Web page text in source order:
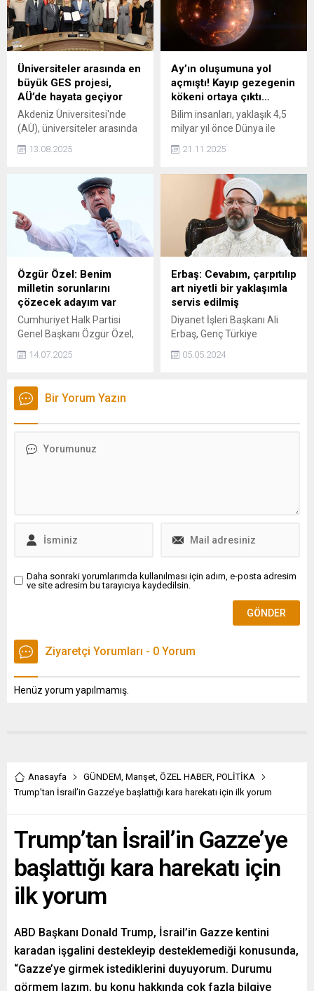
sağlığını olumsuz yönde
etkilemektedir. Bu yönüyle iş
sağlığı ve güvenliği, sadece
ülkemizde değil dünyada da
büyük bir sorun, çalışma ve
müdahale alanıdır.
Hedefimiz, bu küresel
sorunu ülkemizde en alt
seviyeye indirmektir...
olunması çağrısında
bulundu.
Üniversiteler arasında en
büyük GES projesi,
AÜ’de hayata geçiyor
Akdeniz Üniversitesi'nde
(AÜ), üniversiteler arasında
Türkiye'nin en büyük Güneş
Enerji Santrali (GES) projesi
Özlenen Özkan, yatırım
bedeli 2,5 milyar TL olan
proje bittiğinde,
üniversitenin elektrik
ihtiyacının tamamını
karşılayacağını söyledi.
13.08.2025
Ay’ın oluşumuna yol
açmıştı! Kayıp gezegenin
kökeni ortaya çıktı…
Bilim insanları, yaklaşık 4,5
milyar yıl önce Dünya ile
çarpışan ve Ay’ın
oluşmasına neden olan
nereden geldiğine dair yeni
kanıtlara ulaştı.
21.11.2025
Özgür Özel: Benim
milletin sorunlarını
çözecek adayım var
Cumhuriyet Halk Partisi
Genel Başkanı Özgür Özel,
kalkınmak için, hem ülkenin
politika için, bir daha
savaşlar olmaması için; bu
buna 'bu' demeden canı
14.07.2025
Erbaş: Cevabım, çarpıtılıp
art niyetli bir yaklaşımla
servis edilmiş
Diyanet İşleri Başkanı Ali
Erbaş, Genç Türkiye
ilgili sözlerinin çarpıtıldığını
05.05.2024
Bir Yorum Yazın
Daha sonraki yorumlarımda kullanılması için adım, e-posta adresim
ve site adresim bu tarayıcıya kaydedilsin.
Ziyaretçi Yorumları - 0 Yorum
Henüz yorum yapılmamış.
Anasayfa GÜNDEM Manşet ÖZEL HABER POLİTİKA
Trump’tan İsrail’in Gazze’ye başlattığı kara harekatı için ilk yorum
Trump’tan İsrail’in Gazze’ye
başlattığı kara harekatı için
ilk yorum
ABD Başkanı Donald Trump, İsrail’in Gazze kentini
karadan işgalini destekleyip desteklemediği konusunda,
“Gazze’ye girmek istediklerini duyuyorum. Durumu
görmem lazım, bu konu hakkında çok fazla bilgiye